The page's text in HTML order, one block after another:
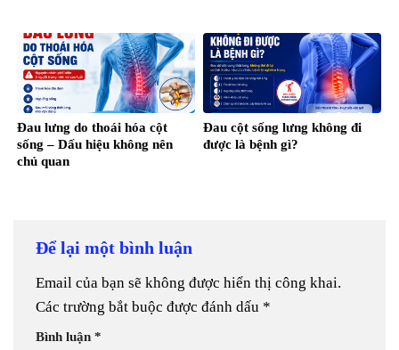
Đau lưng do thoái hóa cột
sống – Dấu hiệu không nên
chủ quan
Đau cột sống lưng không đi
được là bệnh gì?
Để lại một bình luận
Email của bạn sẽ không được hiển thị công khai.
Các trường bắt buộc được đánh dấu *
Bình luận *